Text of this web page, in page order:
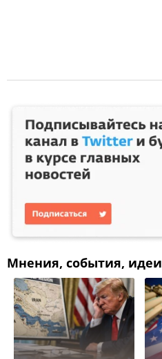
Мнения, события, идеи